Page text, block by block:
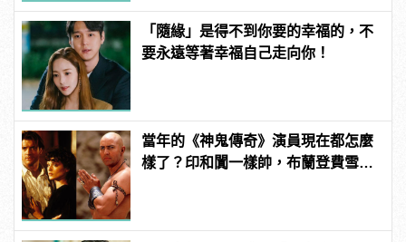
「隨緣」是得不到你要的幸福的，不
要永遠等著幸福自己走向你！
當年的《神鬼傳奇》演員現在都怎麼
樣了？印和闐一樣帥，布蘭登費雪大